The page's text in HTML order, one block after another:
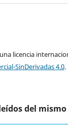
licencia
SinDerivadas 4.0.
del